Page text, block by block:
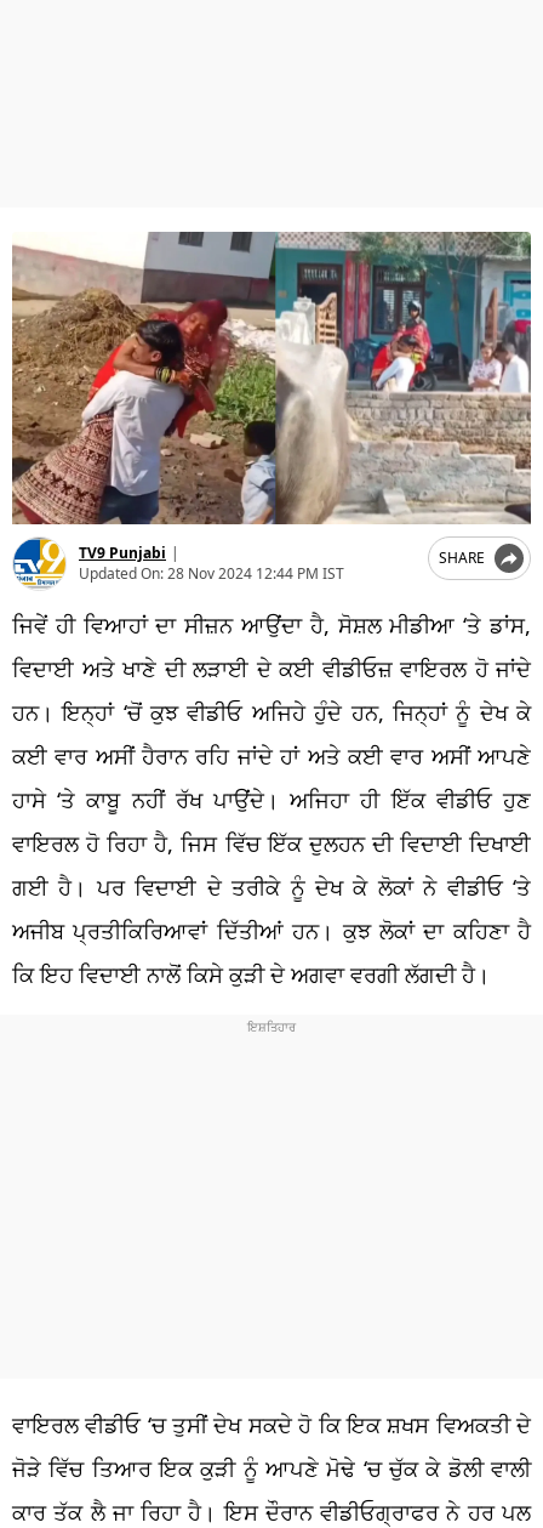
TV9 Punjabi |
Updated On:28 Nov 2024 12:44 PM IST
SHARE
ਜਿਵੇਂ ਹੀ ਵਿਆਹਾਂ ਦਾ ਸੀਜ਼ਨ ਆਉਂਦਾ ਹੈ, ਸੋਸ਼ਲ ਮੀਡੀਆ ‘ਤੇ ਡਾਂਸ,
ਵਿਦਾਈ ਅਤੇ ਖਾਣੇ ਦੀ ਲੜਾਈ ਦੇ ਕਈ ਵੀਡੀਓਜ਼ ਵਾਇਰਲ ਹੋ ਜਾਂਦੇ
ਹਨ। ਇਨ੍ਹਾਂ ‘ਚੋਂ ਕੁਝ ਵੀਡੀਓ ਅਜਿਹੇ ਹੁੰਦੇ ਹਨ, ਜਿਨ੍ਹਾਂ ਨੂੰ ਦੇਖ ਕੇ
ਕਈ ਵਾਰ ਅਸੀਂ ਹੈਰਾਨ ਰਹਿ ਜਾਂਦੇ ਹਾਂ ਅਤੇ ਕਈ ਵਾਰ ਅਸੀਂ ਆਪਣੇ
ਹਾਸੇ ‘ਤੇ ਕਾਬੂ ਨਹੀਂ ਰੱਖ ਪਾਉਂਦੇ। ਅਜਿਹਾ ਹੀ ਇੱਕ ਵੀਡੀਓ ਹੁਣ
ਵਾਇਰਲ ਹੋ ਰਿਹਾ ਹੈ, ਜਿਸ ਵਿੱਚ ਇੱਕ ਦੁਲਹਨ ਦੀ ਵਿਦਾਈ ਦਿਖਾਈ
ਗਈ ਹੈ। ਪਰ ਵਿਦਾਈ ਦੇ ਤਰੀਕੇ ਨੂੰ ਦੇਖ ਕੇ ਲੋਕਾਂ ਨੇ ਵੀਡੀਓ ‘ਤੇ
ਅਜੀਬ ਪ੍ਰਤੀਕਿਰਿਆਵਾਂ ਦਿੱਤੀਆਂ ਹਨ। ਕੁਝ ਲੋਕਾਂ ਦਾ ਕਹਿਣਾ ਹੈ
ਕਿ ਇਹ ਵਿਦਾਈ ਨਾਲੋਂ ਕਿਸੇ ਕੁੜੀ ਦੇ ਅਗਵਾ ਵਰਗੀ ਲੱਗਦੀ ਹੈ।
ਵਾਇਰਲ ਵੀਡੀਓ ‘ਚ ਤੁਸੀਂ ਦੇਖ ਸਕਦੇ ਹੋ ਕਿ ਇਕ ਸ਼ਖਸ ਵਿਅਕਤੀ ਦੇ
ਜੋੜੇ ਵਿੱਚ ਤਿਆਰ ਇਕ ਕੁੜੀ ਨੂੰ ਆਪਣੇ ਮੋਢੇ ‘ਚ ਚੁੱਕ ਕੇ ਡੋਲੀ ਵਾਲੀ
ਕਾਰ ਤੱਕ ਲੈ ਜਾ ਰਿਹਾ ਹੈ। ਇਸ ਦੌਰਾਨ ਵੀਡੀਓਗ੍ਰਾਫਰ ਨੇ ਹਰ ਪਲ